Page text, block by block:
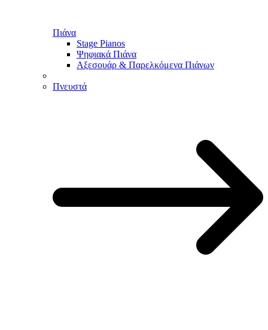
Πιάνα
Stage Pianos
Ψηφιακά Πιάνα
Αξεσουάρ & Παρελκόμενα Πιάνων
Πνευστά